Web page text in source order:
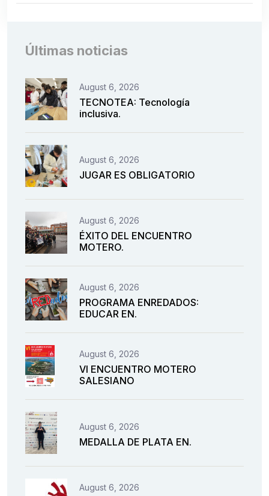
Últimas noticias
August 6, 2026
TECNOTEA: Tecnología
inclusiva.
August 6, 2026
JUGAR ES OBLIGATORIO
August 6, 2026
ÉXITO DEL ENCUENTRO
MOTERO.
August 6, 2026
PROGRAMA ENREDADOS:
EDUCAR EN.
August 6, 2026
VI ENCUENTRO MOTERO
SALESIANO
August 6, 2026
MEDALLA DE PLATA EN.
August 6, 2026